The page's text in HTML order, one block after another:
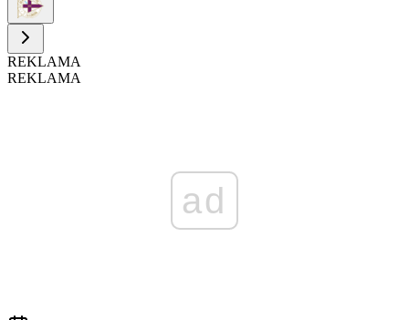
REKLAMA
REKLAMA
ad